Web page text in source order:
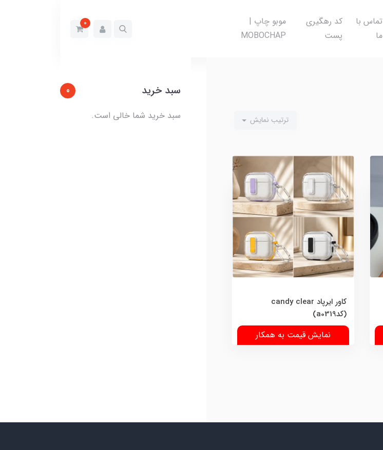
تماس با
ما
کد رهگیری
پست
موبو چاپ |
MOBOCHAP
0
ترتیب نمایش
کاور ایرپاد candy clear
(کدa0319)
نمایش قیمت به همکار
سبد خرید
0
سبد خرید شما خالی است.